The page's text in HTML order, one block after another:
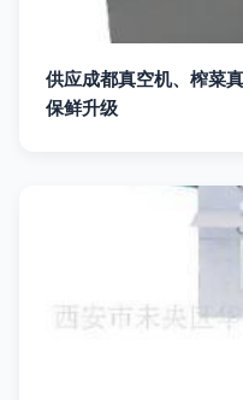
供应成都真空机、榨菜
保鲜升级